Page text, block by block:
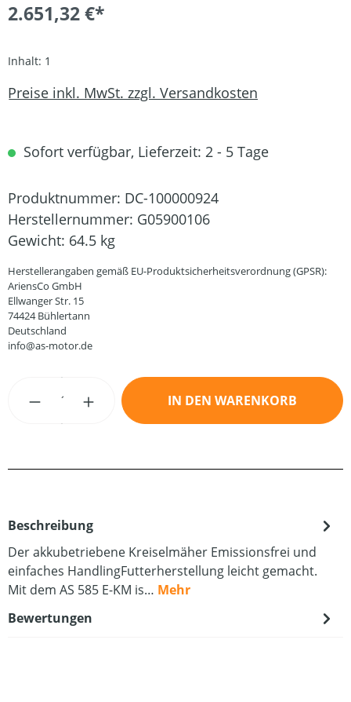
2.651,32 €*
Inhalt: 1
Preise inkl. MwSt. zzgl. Versandkosten
Sofort verfügbar, Lieferzeit: 2 - 5 Tage
Produktnummer: DC-100000924
Herstellernummer: G05900106
Gewicht: 64.5 kg
Herstellerangaben gemäß EU-Produktsicherheitsverordnung (GPSR):
AriensCo GmbH
Ellwanger Str. 15
74424 Bühlertann
Deutschland
info@as-motor.de
Produkt Anzahl: Gib den gewünschten
IN DEN WARENKORB
Beschreibung
Der akkubetriebene Kreiselmäher Emissionsfrei und
einfaches HandlingFutterherstellung leicht gemacht.
Mit dem AS 585 E-KM is… Mehr
Bewertungen